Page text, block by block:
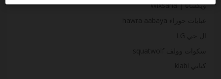
ويكسانا | Wixsana